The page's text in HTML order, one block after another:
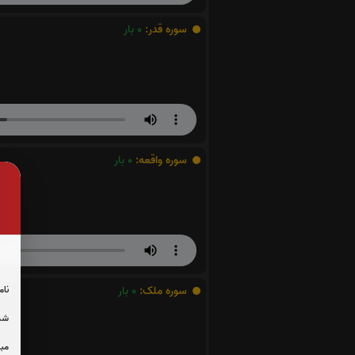
سوره قدر: 0 بار
سوره واقعه: 0 بار
سوره ملک: 0 بار